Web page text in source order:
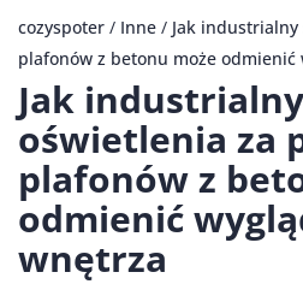
cozyspoter / Inne / Jak
plafonów z betonu może odmienić
Jak
oświetlenia za
plafonów z
odmienić
wnętrza